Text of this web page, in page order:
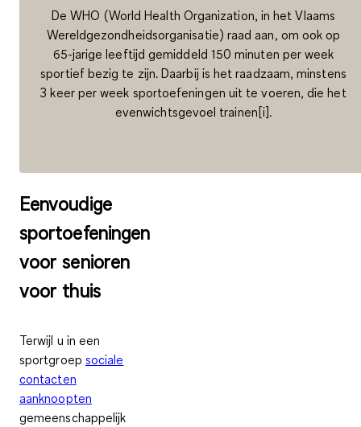
De WHO (World Health Organization, in het Vlaams
Wereldgezondheidsorganisatie) raad aan, om ook op
65-jarige leeftijd gemiddeld 150 minuten per week
sportief bezig te zijn. Daarbij is het raadzaam, minstens
3 keer per week sportoefeningen uit te voeren, die het
evenwichtsgevoel trainen[i].
Eenvoudige
sportoefeningen
voor senioren
voor thuis
Terwijl u in een
sportgroep sociale
contacten
aanknoopten
gemeenschappelijk